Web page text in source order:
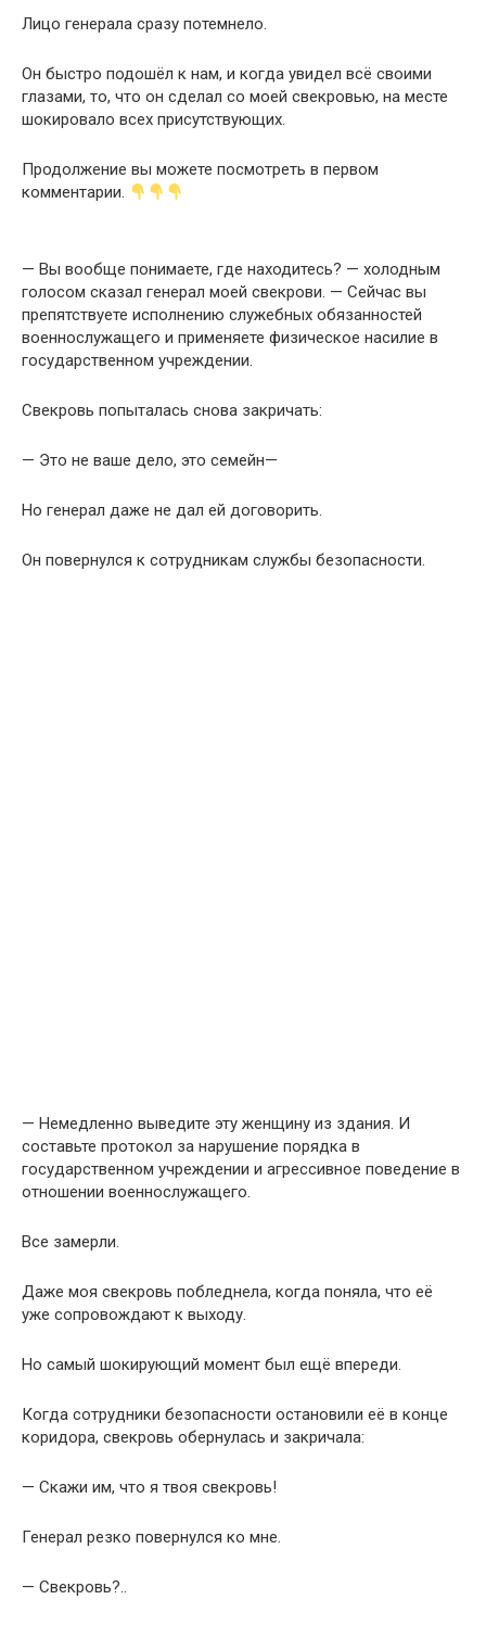
Лицо генерала сразу потемнело.
Он быстро подошёл к нам, и когда увидел всё своими
глазами, то, что он сделал со моей свекровью, на месте
шокировало всех присутствующих.
Продолжение вы можете посмотреть в первом
комментарии.
— Вы вообще понимаете, где находитесь? — холодным
голосом сказал генерал моей свекрови. — Сейчас вы
препятствуете исполнению служебных обязанностей
военнослужащего и применяете физическое насилие в
государственном учреждении.
Свекровь попыталась снова закричать:
— Это не ваше дело, это семейн—
Но генерал даже не дал ей договорить.
Он повернулся к сотрудникам службы безопасности.
— Немедленно выведите эту женщину из здания. И
составьте протокол за нарушение порядка в
государственном учреждении и агрессивное поведение в
отношении военнослужащего.
Все замерли.
Даже моя свекровь побледнела, когда поняла, что её
уже сопровождают к выходу.
Но самый шокирующий момент был ещё впереди.
Когда сотрудники безопасности остановили её в конце
коридора, свекровь обернулась и закричала:
— Скажи им, что я твоя свекровь!
Генерал резко повернулся ко мне.
— Свекровь?..